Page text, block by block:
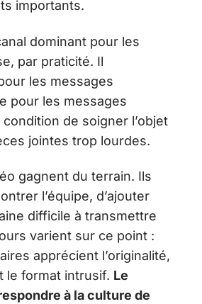
importants.
dominant pour les
par praticité. Il
les messages
pour les messages
de soigner l’objet
jointes trop lourdes.
gagnent du terrain. Ils
l’équipe, d’ajouter
difficile à transmettre
varient sur ce point :
apprécient l’originalité,
le format intrusif. Le
à la culture de